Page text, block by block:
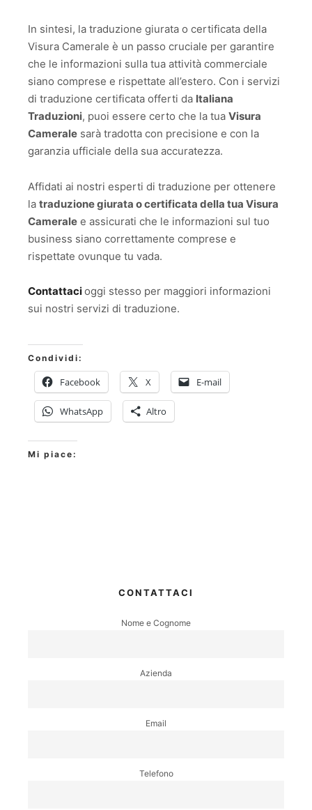
In sintesi, la traduzione giurata o certificata della
Visura Camerale è un passo cruciale per garantire
che le informazioni sulla tua attività commerciale
siano comprese e rispettate all’estero. Con i servizi
di traduzione certificata offerti da Italiana
Traduzioni, puoi essere certo che la tua Visura
Camerale sarà tradotta con precisione e con la
garanzia ufficiale della sua accuratezza.
Affidati ai nostri esperti di traduzione per ottenere
la traduzione giurata o certificata della tua Visura
Camerale e assicurati che le informazioni sul tuo
business siano correttamente comprese e
rispettate ovunque tu vada.
Contattacioggi stesso per maggiori informazioni
sui nostri servizi di traduzione.
Condividi:
Facebook X E-mail
WhatsApp Altro
Mi piace:
CONTATTACI
Nome e Cognome
Azienda
Email
Telefono